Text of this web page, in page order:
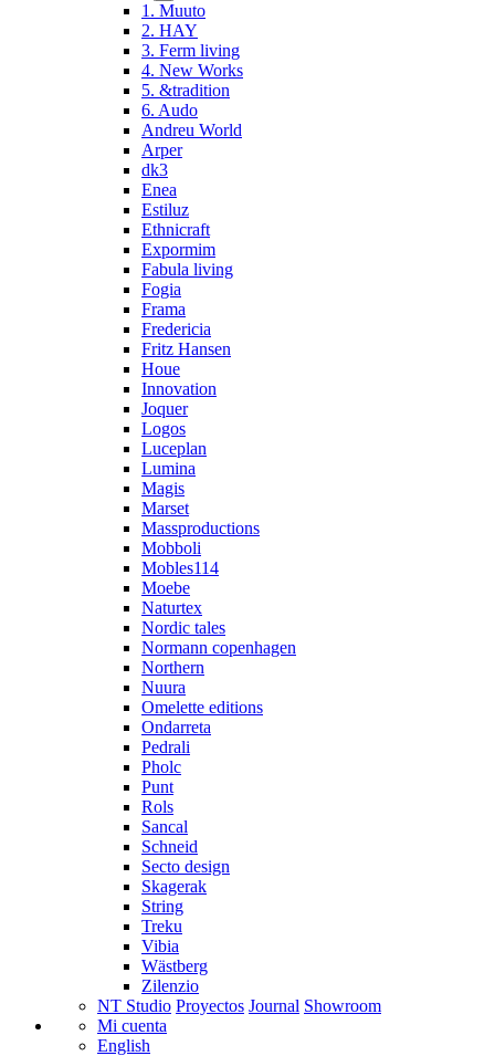
1. Muuto
2. HAY
3. Ferm living
4. New Works
5. &tradition
6. Audo
Andreu World
Arper
dk3
Enea
Estiluz
Ethnicraft
Expormim
Fabula living
Fogia
Frama
Fredericia
Fritz Hansen
Houe
Innovation
Joquer
Logos
Luceplan
Lumina
Magis
Marset
Massproductions
Mobboli
Mobles114
Moebe
Naturtex
Nordic tales
Normann copenhagen
Northern
Nuura
Omelette editions
Ondarreta
Pedrali
Pholc
Punt
Rols
Sancal
Schneid
Secto design
Skagerak
String
Treku
Vibia
Wästberg
Zilenzio
NT Studio Proyectos Journal Showroom
Mi cuenta
English